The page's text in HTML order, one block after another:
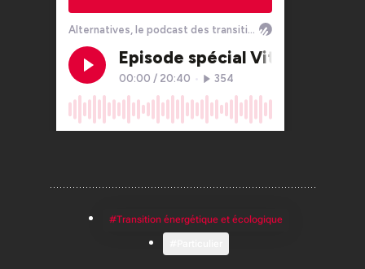
#Transition énergétique et écologique